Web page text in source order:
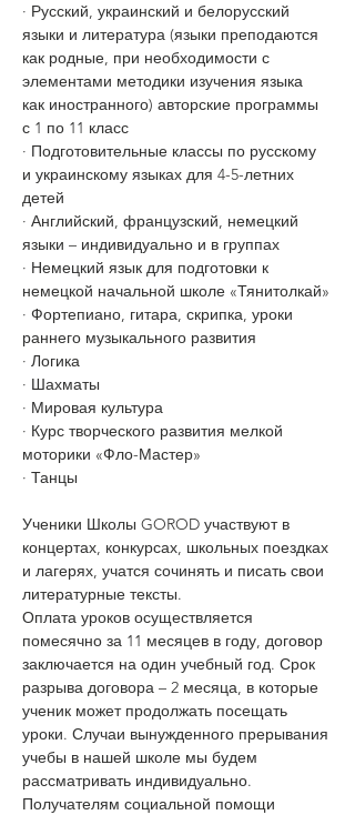
· Русский, украинский и белорусский
языки и литература (языки преподаются
как родные, при необходимости с
элементами методики изучения языка
как иностранного) авторские программы
с 1 по 11 класс
· Подготовительные классы по русскому
и украинскому языках для 4-5-летних
детей
· Английский, французский, немецкий
языки – индивидуально и в группах
· Немецкий язык для подготовки к
немецкой начальной школе «Тянитолкай»
· Фортепиано, гитара, скрипка, уроки
раннего музыкального развития
· Логика
· Шахматы
· Мировая культура
· Курс творческого развития мелкой
моторики «Фло-Мастер»
· Танцы
Ученики Школы GOROD участвуют в
концертах, конкурсах, школьных поездках
и лагерях, учатся сочинять и писать свои
литературные тексты.
Оплата уроков осуществляется
помесячно за 11 месяцев в году, договор
заключается на один учебный год. Срок
разрыва договора – 2 месяца, в которые
ученик может продолжать посещать
уроки. Случаи вынужденного прерывания
учебы в нашей школе мы будем
рассматривать индивидуально.
Получателям социальной помощи